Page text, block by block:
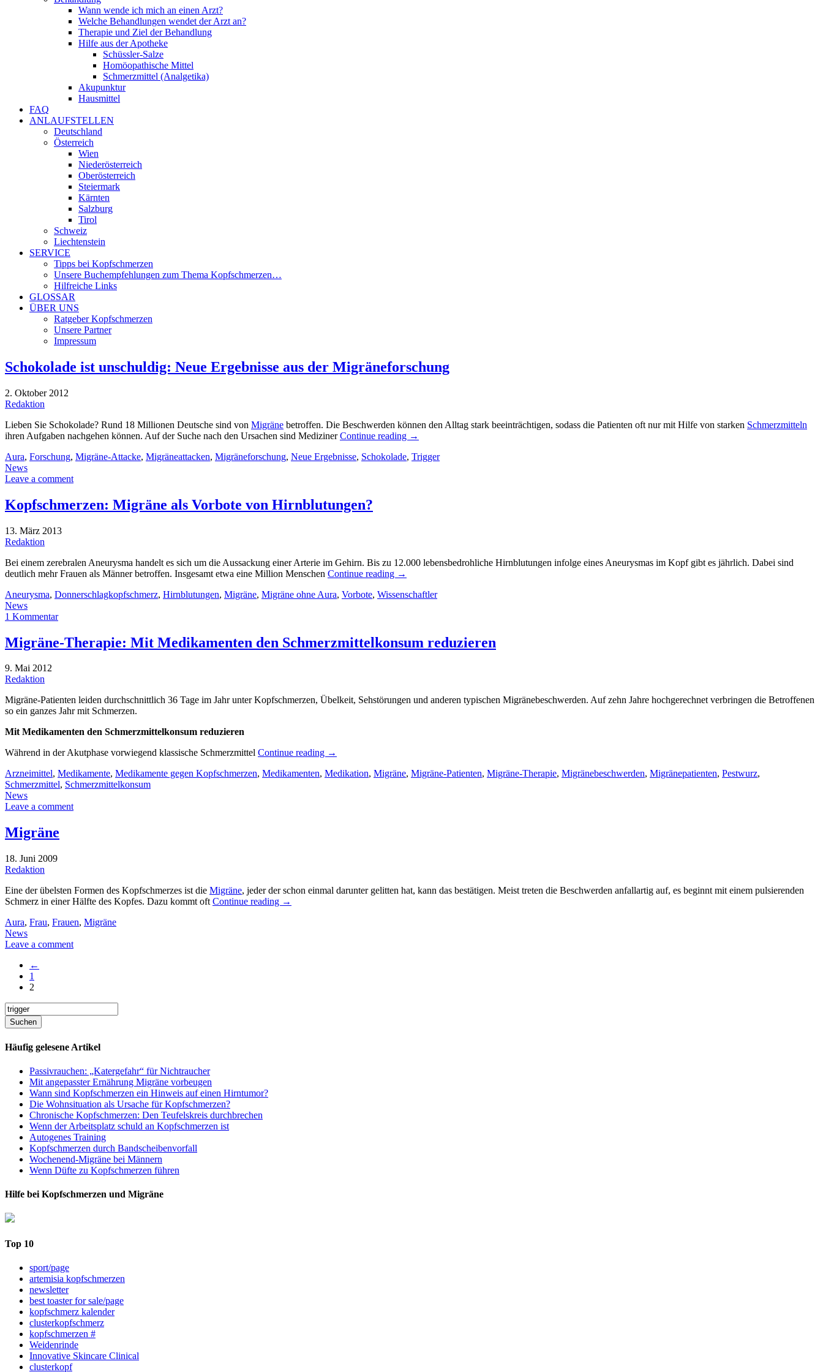
Wann wende ich mich an einen Arzt?
Welche Behandlungen wendet der Arzt an?
Therapie und Ziel der Behandlung
Hilfe aus der Apotheke
Schüssler-Salze
Homöopathische Mittel
Schmerzmittel (Analgetika)
Akupunktur
Hausmittel
FAQ
ANLAUFSTELLEN
Deutschland
Österreich
Wien
Niederösterreich
Oberösterreich
Steiermark
Kärnten
Salzburg
Tirol
Schweiz
Liechtenstein
SERVICE
Tipps bei Kopfschmerzen
Unsere Buchempfehlungen zum Thema Kopfschmerzen…
Hilfreiche Links
GLOSSAR
ÜBER UNS
Ratgeber Kopfschmerzen
Unsere Partner
Impressum
Schokolade ist unschuldig: Neue Ergebnisse aus der Migräneforschung
2. Oktober 2012
Redaktion
Lieben Sie Schokolade? Rund 18 Millionen Deutsche sind von Migräne betroffen. Die Beschwerden können den Alltag stark beeinträchtigen, sodass die Patienten oft nur mit Hilfe von starken Schmerzmitteln
ihren Aufgaben nachgehen können. Auf der Suche nach den Ursachen sind MedizinerContinue reading →
Aura, Forschung, Migräne-Attacke, Migräneattacken, Migräneforschung, Neue Ergebnisse, Schokolade, Trigger
News
Leave a comment
Kopfschmerzen: Migräne als Vorbote von Hirnblutungen?
13. März 2013
Redaktion
Bei einem zerebralen Aneurysma handelt es sich um die Aussackung einer Arterie im Gehirn. Bis zu 12.000 lebensbedrohliche Hirnblutungen infolge eines Aneurysmas im Kopf gibt es jährlich. Dabei sind
deutlich mehr Frauen als Männer betroffen. Insgesamt etwa eine Million Menschen Continue reading →
Aneurysma, Donnerschlagkopfschmerz, Hirnblutungen, Migräne, Migräne ohne Aura, Vorbote, Wissenschaftler
News
1 Kommentar
Migräne-Therapie: Mit Medikamenten den Schmerzmittelkonsum reduzieren
9. Mai 2012
Redaktion
Migräne-Patienten leiden durchschnittlich 36 Tage im Jahr unter Kopfschmerzen, Übelkeit, Sehstörungen und anderen typischen Migränebeschwerden. Auf zehn Jahre hochgerechnet verbringen die Betroffenen
so ein ganzes Jahr mit Schmerzen.
Mit Medikamenten den Schmerzmittelkonsum reduzieren
Während in der Akutphase vorwiegend klassische Schmerzmittel Continue reading →
Arzneimittel, Medikamente, Medikamente gegen Kopfschmerzen, Medikamenten, Medikation, Migräne, Migräne-Patienten, Migräne-Therapie, Migränebeschwerden, Migränepatienten, Pestwurz,
Schmerzmittel, Schmerzmittelkonsum
News
Leave a comment
Migräne
18. Juni 2009
Redaktion
Eine der übelsten Formen des Kopfschmerzes ist die Migräne, jeder der schon einmal darunter gelitten hat, kann das bestätigen. Meist treten die Beschwerden anfallartig auf, es beginnt mit einem pulsierenden
Schmerz in einer Hälfte des Kopfes. Dazu kommt oft Continue reading →
Aura, Frau, Frauen, Migräne
News
Leave a comment
←
1
2
Häufig gelesene Artikel
Passivrauchen: „Katergefahr“ für Nichtraucher
Mit angepasster Ernährung Migräne vorbeugen
Wann sind Kopfschmerzen ein Hinweis auf einen Hirntumor?
Die Wohnsituation als Ursache für Kopfschmerzen?
Chronische Kopfschmerzen: Den Teufelskreis durchbrechen
Wenn der Arbeitsplatz schuld an Kopfschmerzen ist
Autogenes Training
Kopfschmerzen durch Bandscheibenvorfall
Wochenend-Migräne bei Männern
Wenn Düfte zu Kopfschmerzen führen
Hilfe bei Kopfschmerzen und Migräne
Top 10
sport/page
artemisia kopfschmerzen
newsletter
best toaster for sale/page
kopfschmerz kalender
clusterkopfschmerz
kopfschmerzen #
Weidenrinde
Innovative Skincare Clinical
clusterkopf